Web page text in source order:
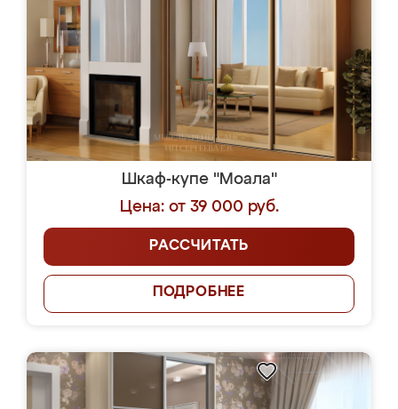
Шкаф-купе "Моала"
Цена: от 39 000 руб.
РАССЧИТАТЬ
ПОДРОБНЕЕ